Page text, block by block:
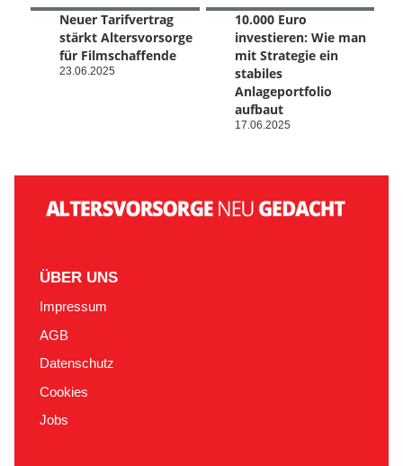
Neuer Tarifvertrag
stärkt Altersvorsorge
für Filmschaffende
23.06.2025
10.000 Euro
investieren: Wie man
mit Strategie ein
stabiles
Anlageportfolio
aufbaut
17.06.2025
ÜBER UNS
Impressum
AGB
Datenschutz
Cookies
Jobs